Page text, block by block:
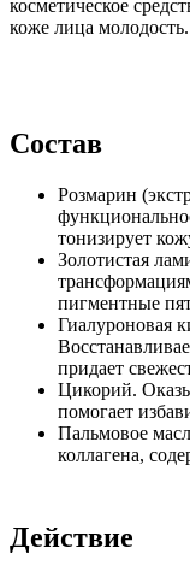
косметическое
коже лица молодость.
Состав
Розмарин
тонизирует
Золотистая
пигментные
Гиалуроновая
придает
Цикорий.
помогает
Пальмовое
коллагена,
Действие